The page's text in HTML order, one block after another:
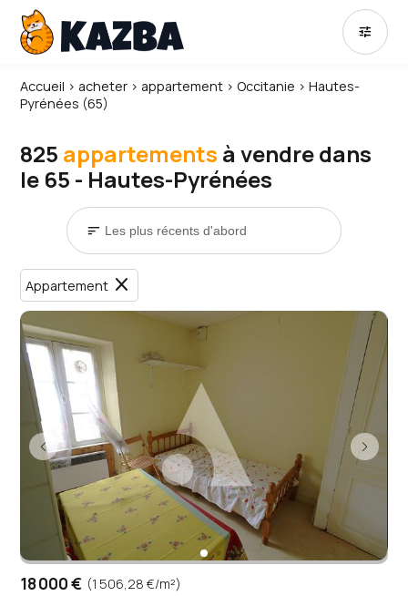
tune
Accueil › acheter › appartement ›Occitanie ›Hautes-
Pyrénées (65)
825 appartements à vendre dans
le 65 - Hautes-Pyrénées
sort
Appartement close
18 000 € (1 506,28 €/m²)